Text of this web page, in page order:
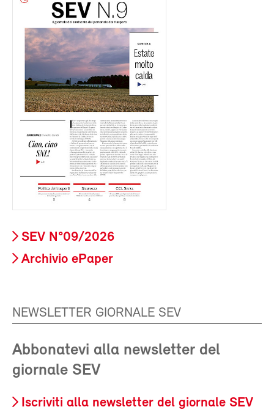
SEV N°09/2026
Archivio ePaper
NEWSLETTER GIORNALE SEV
Abbonatevi alla newsletter del
giornale SEV
Iscriviti alla newsletter del giornale SEV